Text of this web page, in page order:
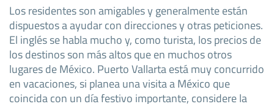
Los residentes son amigables y generalmente están
dispuestos a ayudar con direcciones y otras peticiones.
El inglés se habla mucho y, como turista, los precios de
los destinos son más altos que en muchos otros
lugares de México. Puerto Vallarta está muy concurrido
en vacaciones, si planea una visita a México que
coincida con un día festivo importante, considere la